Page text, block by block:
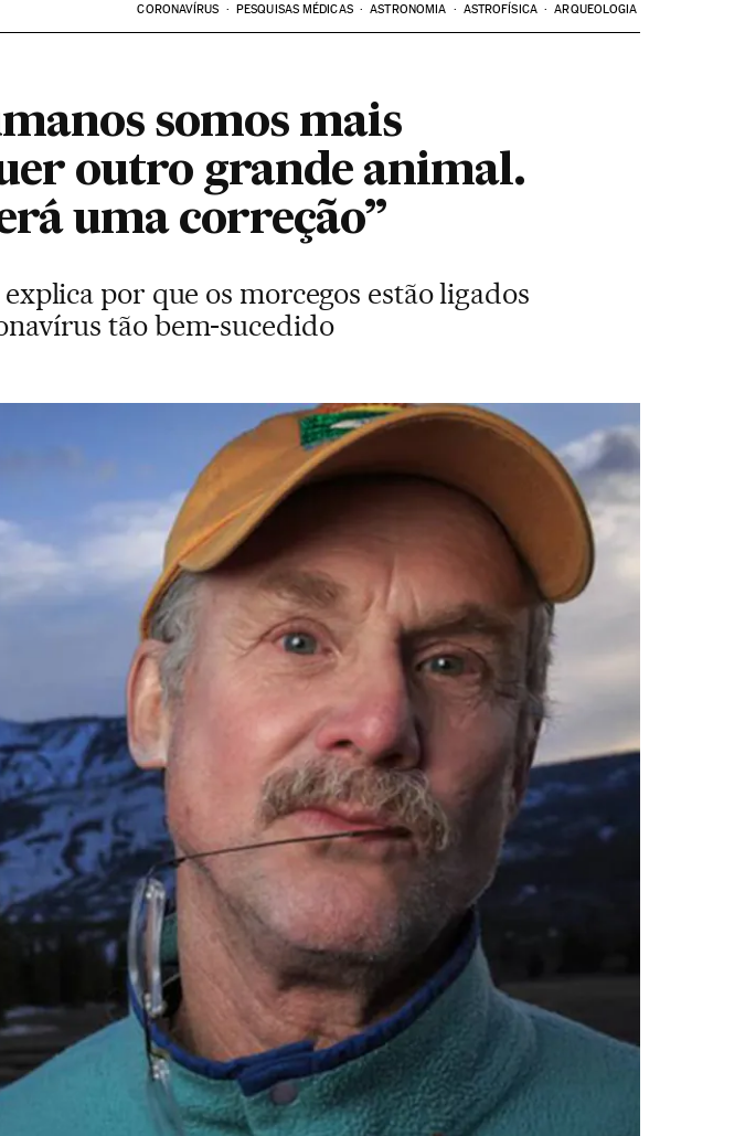
CORONAVÍRUS PESQUISAS MÉDICAS ASTRONOMIA ASTROFÍSICA ARQUEOLOGIA
somos mais
outro grande animal.
uma correção”
por que os morcegos estão ligados
tão bem-sucedido